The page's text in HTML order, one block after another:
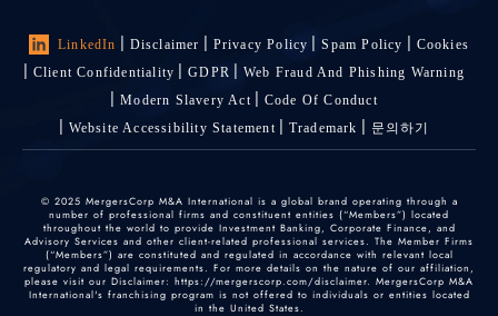
LinkedIn Disclaimer Privacy Policy Spam Policy
Cookies
Client Confidentiality
GDPR
Web Fraud And Phishing Warning
Modern Slavery Act
Code Of Conduct
Website Accessibility Statement
Trademark 문의하기
© 2025 MergersCorp M&A International is a global brand operating through a
number of professional firms and constituent entities (“Members”) located
throughout the world to provide Investment Banking, Corporate Finance, and
Advisory Services and other client-related professional services. The Member Firms
(“Members”) are constituted and regulated in accordance with relevant local
regulatory and legal requirements. For more details on the nature of our affiliation,
please visit our Disclaimer: https://mergerscorp.com/disclaimer. MergersCorp M&A
International's franchising program is not offered to individuals or entities located
in the United States.